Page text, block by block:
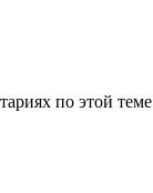
по этой теме